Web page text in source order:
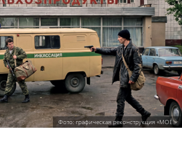
Фото: графическая реконструкция «МОЁ!»